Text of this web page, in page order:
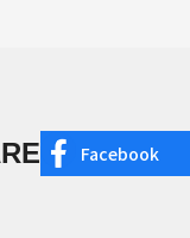
Facebook